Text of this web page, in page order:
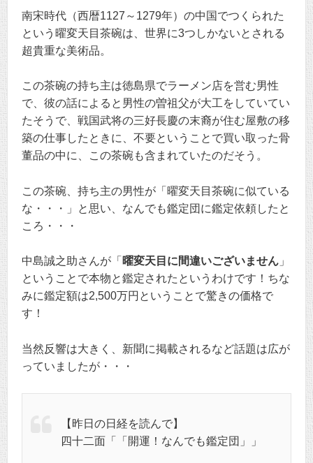
南宋時代（西暦1127～1279年）の中国でつくられた
という曜変天目茶碗は、世界に3つしかないとされる
超貴重な美術品。
この茶碗の持ち主は徳島県でラーメン店を営む男性
で、彼の話によると男性の曽祖父が大工をしていてい
たそうで、戦国武将の三好長慶の末裔が住む屋敷の移
築の仕事したときに、不要ということで買い取った骨
董品の中に、この茶碗も含まれていたのだそう。
この茶碗、持ち主の男性が「曜変天目茶碗に似ている
な・・・」と思い、なんでも鑑定団に鑑定依頼したと
ころ・・・
中島誠之助さんが「 曜変天目に間違いございません 」
ということで本物と鑑定されたというわけです！ちな
みに鑑定額は2,500万円ということで驚きの価格で
す！
当然反響は大きく、新聞に掲載されるなど話題は広が
っていましたが・・・
【昨日の日経を読んで】
四十二面「「開運！なんでも鑑定団」」